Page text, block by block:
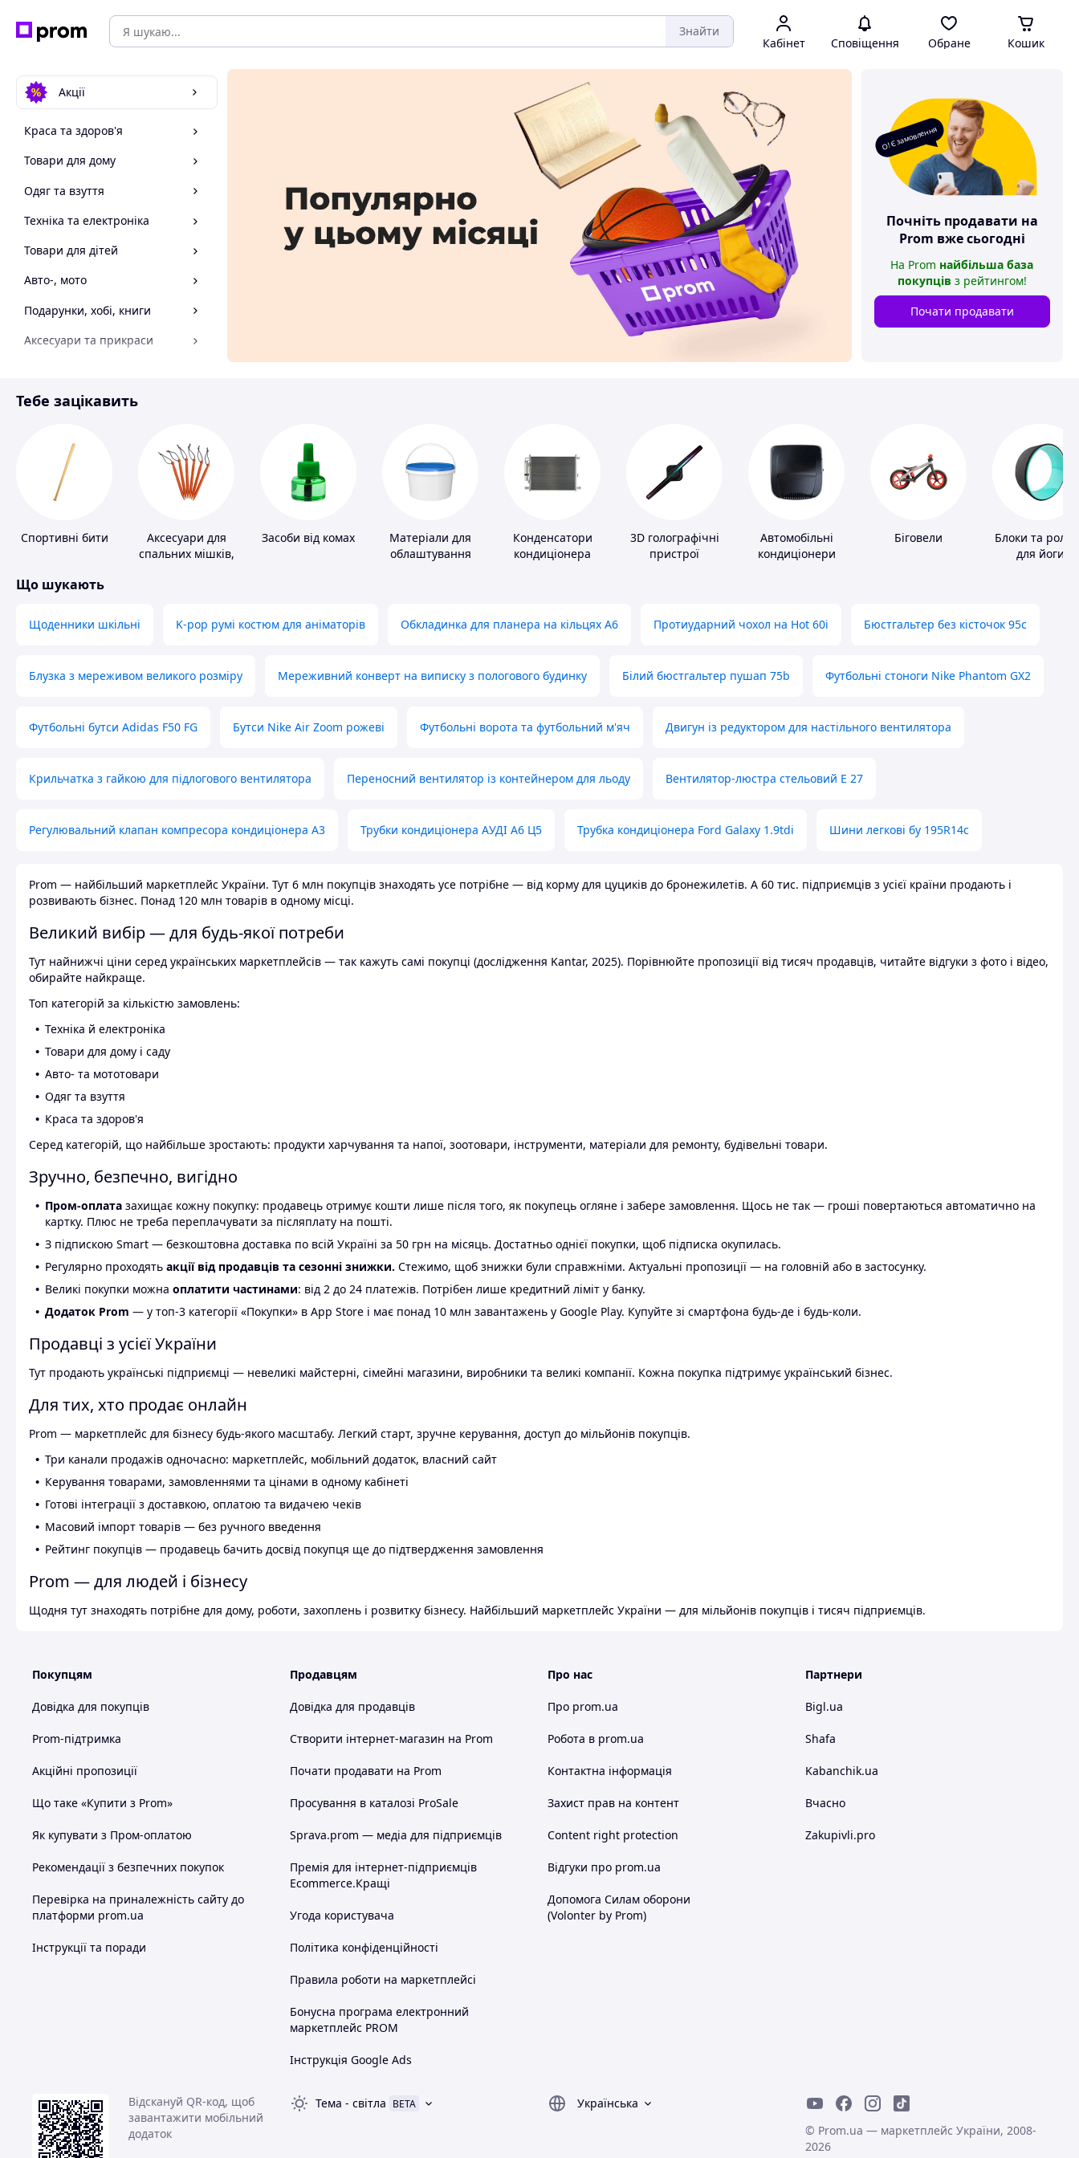
Знайти
Кабінет Сповіщення Обране Кошик
Акції
Краса та здоров'я
Товари для дому
Одяг та взуття
Техніка та електроніка
Товари для дітей
Авто-, мото
Подарунки, хобі, книги
Аксесуари та прикраси
Спорт і відпочинок
О! Є замовлення
Почніть продавати на
Prom вже сьогодні
На Prom найбільша база
покупців з рейтингом!
Почати продавати
Тебе зацікавить
Спортивні бити
Аксесуари для
спальних мішків,
Засоби від комах
Матеріали для
облаштування
Конденсатори
кондиціонера
3D голографічні
пристрої
Автомобільні
кондиціонери
Біговели
Блоки та
для йоги
Що шукають
Щоденники шкільні K-pop румі костюм для аніматорів Обкладинка для планера на кільцях А6 Протиударний чохол на Hot 60i Бюстгальтер без кісточок 95с
Блузка з мереживом великого розміру Мереживний конверт на виписку з пологового будинку Білий бюстгальтер пушап 75b Футбольні стоноги Nike Phantom GX2
Футбольні бутси Adidas F50 FG Бутси Nike Air Zoom рожеві Футбольні ворота та футбольний м'яч Двигун із редуктором для настільного вентилятора
Крильчатка з гайкою для підлогового вентилятора Переносний вентилятор із контейнером для льоду Вентилятор-люстра стельовий E 27
Регулювальний клапан компресора кондиціонера А3 Трубки кондиціонера АУДІ А6 Ц5 Трубка кондиціонера Ford Galaxy 1.9tdi Шини легкові бу 195R14c
Prom — найбільший маркетплейс України. Тут 6 млн покупців знаходять усе потрібне — від корму для цуциків до бронежилетів. А 60 тис. підприємців з усієї країни продають і
розвивають бізнес. Понад 120 млн товарів в одному місці.
Великий вибір — для будь-якої потреби
Тут найнижчі ціни серед українських маркетплейсів — так кажуть самі покупці (дослідження Kantar, 2025). Порівнюйте пропозиції від тисяч продавців, читайте відгуки з фото і відео,
обирайте найкраще.
Топ категорій за кількістю замовлень:
Техніка й електроніка
Товари для дому і саду
Авто- та мототовари
Одяг та взуття
Краса та здоров'я
Серед категорій, що найбільше зростають: продукти харчування та напої, зоотовари, інструменти, матеріали для ремонту, будівельні товари.
Зручно, безпечно, вигідно
Пром-оплата захищає кожну покупку: продавець отримує кошти лише після того, як покупець огляне і забере замовлення. Щось не так — гроші повертаються автоматично на
картку. Плюс не треба переплачувати за післяплату на пошті.
З підпискою Smart — безкоштовна доставка по всій Україні за 50 грн на місяць. Достатньо однієї покупки, щоб підписка окупилась.
Регулярно проходять акції від продавців та сезонні знижки. Стежимо, щоб знижки були справжніми. Актуальні пропозиції — на головній або в застосунку.
Великі покупки можна оплатити частинами: від 2 до 24 платежів. Потрібен лише кредитний ліміт у банку.
Додаток Prom — у топ-3 категорії «Покупки» в App Store і має понад 10 млн завантажень у Google Play. Купуйте зі смартфона будь-де і будь-коли.
Продавці з усієї України
Тут продають українські підприємці — невеликі майстерні, сімейні магазини, виробники та великі компанії. Кожна покупка підтримує український бізнес.
Для тих, хто продає онлайн
Prom — маркетплейс для бізнесу будь-якого масштабу. Легкий старт, зручне керування, доступ до мільйонів покупців.
Три канали продажів одночасно: маркетплейс, мобільний додаток, власний сайт
Керування товарами, замовленнями та цінами в одному кабінеті
Готові інтеграції з доставкою, оплатою та видачею чеків
Масовий імпорт товарів — без ручного введення
Рейтинг покупців — продавець бачить досвід покупця ще до підтвердження замовлення
Prom — для людей і бізнесу
Щодня тут знаходять потрібне для дому, роботи, захоплень і розвитку бізнесу. Найбільший маркетплейс України — для мільйонів покупців і тисяч підприємців.
Покупцям
Довідка для покупців
Prom-підтримка
Акційні пропозиції
Що таке «Купити з Prom»
Як купувати з Пром-оплатою
Рекомендації з безпечних покупок
Перевірка на приналежність сайту до
платформи prom.ua
Інструкції та поради
Продавцям
Довідка для продавців
Створити інтернет-магазин на Prom
Почати продавати на Prom
Просування в каталозі ProSale
Sprava.prom — медіа для підприємців
Премія для інтернет-підприємців
Ecommerce.Кращі
Угода користувача
Політика конфіденційності
Правила роботи на маркетплейсі
Бонусна програма електронний
маркетплейс PROM
Інструкція Google Ads
Про нас
Про prom.ua
Робота в prom.ua
Контактна інформація
Захист прав на контент
Content right protection
Відгуки про prom.ua
Допомога Силам оборони
(Volonter by Prom)
Партнери
Bigl.ua
Shafa
Kabanchik.ua
Вчасно
Zakupivli.pro
Відскануй QR-код, щоб
завантажити мобільний
додаток
Тема - світла BETA
Українська
© Prom.ua — маркетплейс України, 2008-
2026